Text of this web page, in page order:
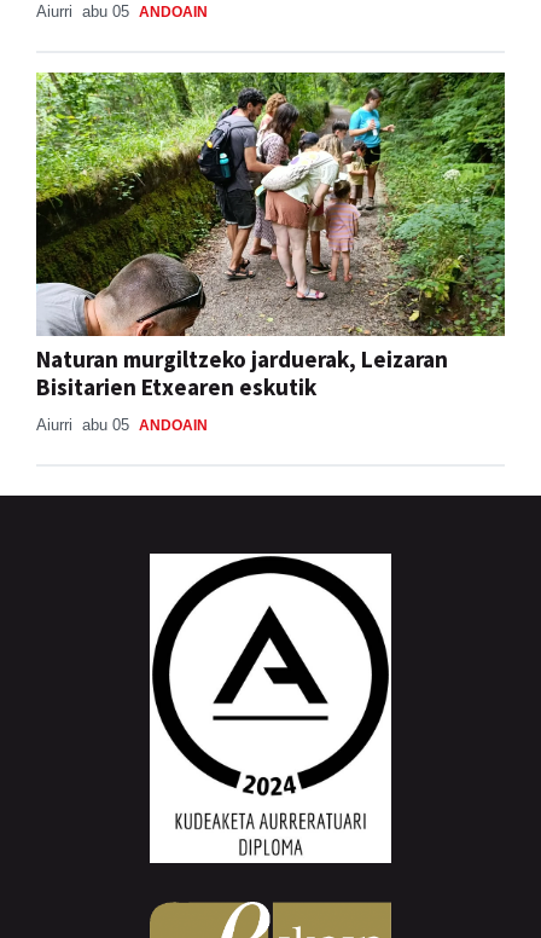
Aiurri abu 05 ANDOAIN
Naturan murgiltzeko jarduerak, Leizaran
Bisitarien Etxearen eskutik
Aiurri abu 05 ANDOAIN